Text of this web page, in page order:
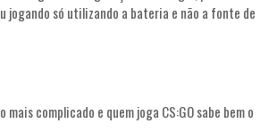
jogando só utilizando a bateria e não a fonte de
mais complicado e quem joga CS:GO sabe bem o